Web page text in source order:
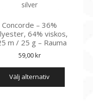
Concorde – 36%
64% viskos,
m / 25 g – Rauma
59,00kr
välj alternativ
Den